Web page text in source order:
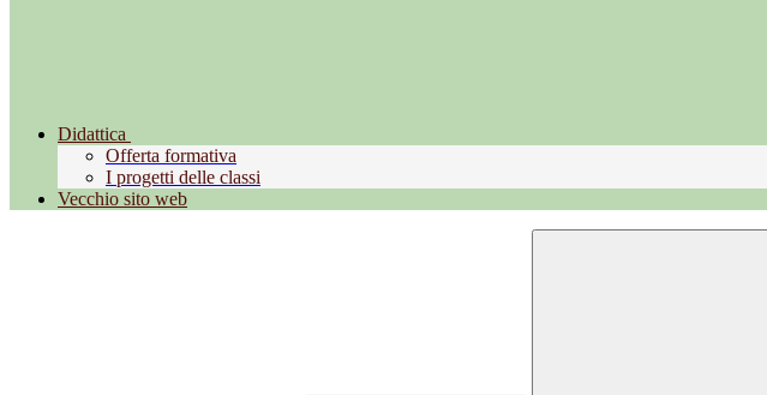
Didattica
Offerta formativa
I progetti delle classi
Vecchio sito web